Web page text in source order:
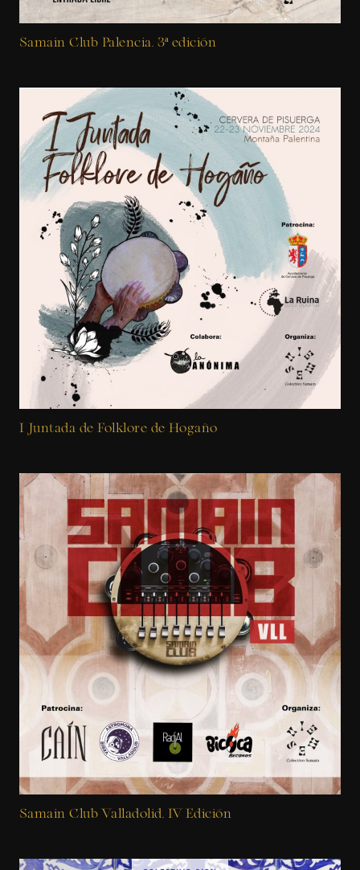
Samain Club Palencia. 3ª edición
I Juntada de Folklore de Hogaño
Samain Club Valladolid. IV Edición